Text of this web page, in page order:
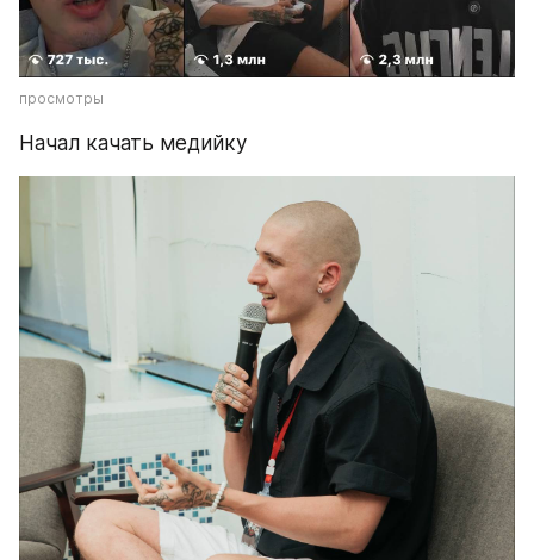
просмотры
Начал качать медийку